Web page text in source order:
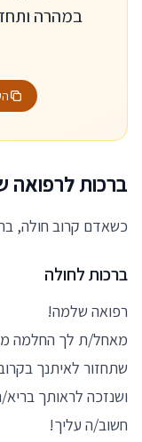
במהרה
ברכות לרפואה
כשאדם קרוב חולה,
ברכות לחולה
רפואה שלמה!
מאחל/ת לך החלמה
שתחזור לאיתנך
ושנזכה לראותך
חשוב/ה עליך!